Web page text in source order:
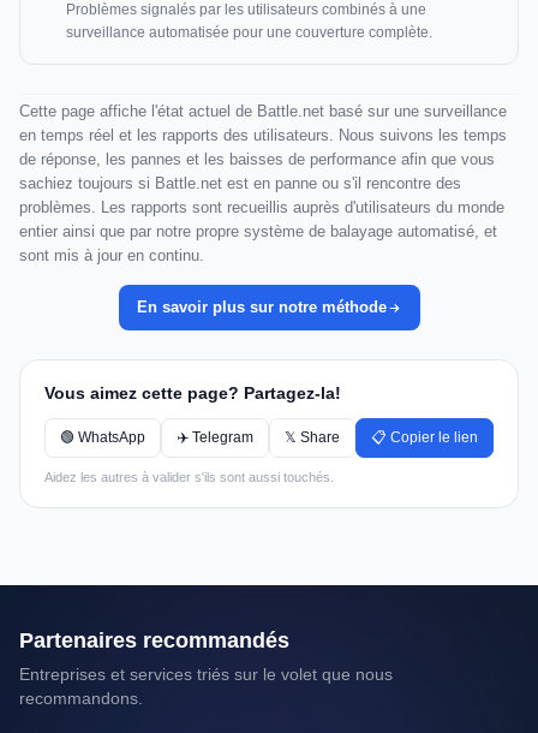
Problèmes signalés par les utilisateurs combinés à une
surveillance automatisée pour une couverture complète.
Cette page affiche l'état actuel de Battle.net basé sur une surveillance
en temps réel et les rapports des utilisateurs. Nous suivons les temps
de réponse, les pannes et les baisses de performance afin que vous
sachiez toujours si Battle.net est en panne ou s'il rencontre des
problèmes. Les rapports sont recueillis auprès d'utilisateurs du monde
entier ainsi que par notre propre système de balayage automatisé, et
sont mis à jour en continu.
En savoir plus sur notre méthode
Vous aimez cette page? Partagez-la!
🟢 WhatsApp ✈️ Telegram 𝕏 Share 📋 Copier le lien
Aidez les autres à valider s'ils sont aussi touchés.
Partenaires recommandés
Entreprises et services triés sur le volet que nous
recommandons.